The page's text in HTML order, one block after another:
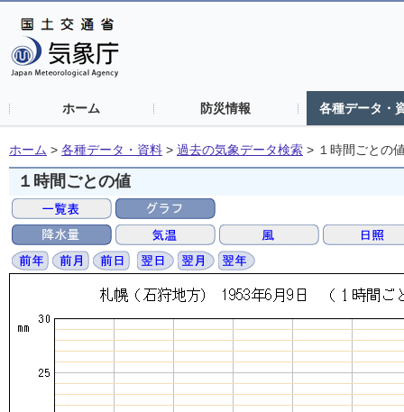
ホーム 防災情報 各種データ・
ホーム > 各種データ・資料 > 過去の気象データ検索 > １時間ごとの
１時間ごとの値